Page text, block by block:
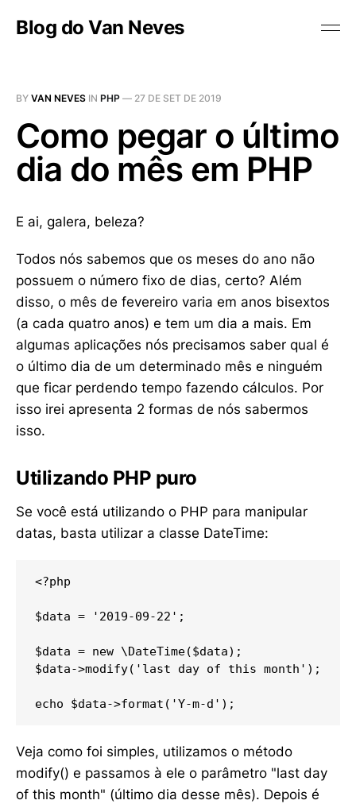
Blog do Van Neves
BY VAN NEVES IN PHP — 27 DE SET DE 2019
Como pegar o último
dia do mês em PHP
E ai, galera, beleza?
Todos nós sabemos que os meses do ano não
possuem o número fixo de dias, certo? Além
disso, o mês de fevereiro varia em anos bisextos
(a cada quatro anos) e tem um dia a mais. Em
algumas aplicações nós precisamos saber qual é
o último dia de um determinado mês e ninguém
que ficar perdendo tempo fazendo cálculos. Por
isso irei apresenta 2 formas de nós sabermos
isso.
Utilizando PHP puro
Se você está utilizando o PHP para manipular
datas, basta utilizar a classe DateTime:
<?php
$data = '2019-09-22';
$data = new \DateTime($data);
$data->modify('last day of this month');
echo $data->format('Y-m-d');
Veja como foi simples, utilizamos o método
modify() e passamos à ele o parâmetro "last day
of this month" (último dia desse mês). Depois é